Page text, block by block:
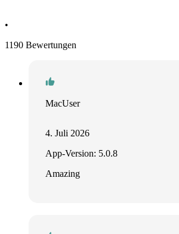
•
1190 Bewertungen
MacUser
4. Juli 2026
App-Version: 5.0.8
Amazing